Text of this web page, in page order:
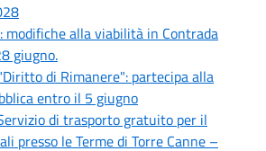
modifiche alla viabilità in Contrada
giugno.
di Rimanere": partecipa alla
entro il 5 giugno
di trasporto gratuito per il
presso le Terme di Torre Canne –